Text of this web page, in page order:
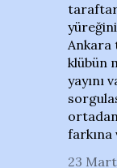
Ankara
klübün
yayını
farkına
23